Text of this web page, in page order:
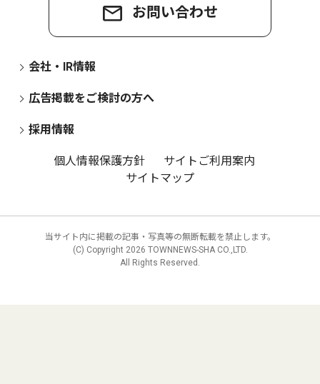
お問い合わせ
会社・IR情報
広告掲載をご検討の方へ
採用情報
個人情報保護方針
サイトご利用案内
サイトマップ
当サイト内に掲載の記事・写真等の無断転載を禁止します。
(C) Copyright 2026 TOWNNEWS-SHA CO.,LTD.
All Rights Reserved.